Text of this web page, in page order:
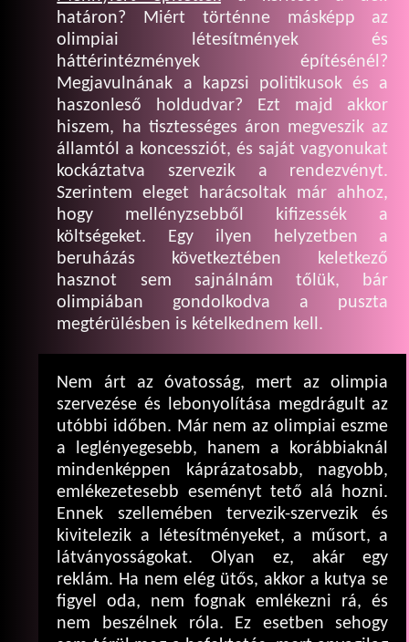
határon? Miért történne másképp az
olimpiai létesítmények és
háttérintézmények építésénél?
Megjavulnának a kapzsi politikusok és a
haszonleső holdudvar? Ezt majd akkor
hiszem, ha tisztességes áron megveszik az
államtól a koncessziót, és saját vagyonukat
kockáztatva szervezik a rendezvényt.
Szerintem eleget harácsoltak már ahhoz,
hogy mellényzsebből kifizessék a
költségeket. Egy ilyen helyzetben a
beruházás következtében keletkező
hasznot sem sajnálnám tőlük, bár
olimpiában gondolkodva a puszta
megtérülésben is kételkednem kell.
Nem árt az óvatosság, mert az olimpia
szervezése és lebonyolítása megdrágult az
utóbbi időben. Már nem az olimpiai eszme
a leglényegesebb, hanem a korábbiaknál
mindenképpen káprázatosabb, nagyobb,
emlékezetesebb eseményt tető alá hozni.
Ennek szellemében tervezik-szervezik és
kivitelezik a létesítményeket, a műsort, a
látványosságokat. Olyan ez, akár egy
reklám. Ha nem elég ütős, akkor a kutya se
figyel oda, nem fognak emlékezni rá, és
nem beszélnek róla. Ez esetben sehogy